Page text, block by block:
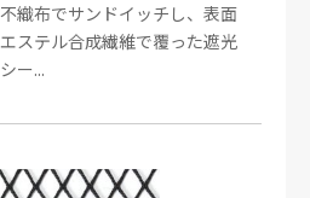
織布でサンドイッチし、表面
ステル合成繊維で覆った遮光
ー...